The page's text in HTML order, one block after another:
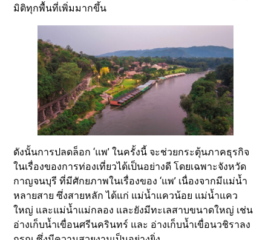
มิติทุกพื้นที่เพิ่มมากขึ้น
ดังนั้นการปลดล็อก ‘แพ’ ในครั้งนี้ จะช่วยกระตุ้นภาคธุรกิจ
ในเรื่องของการท่องเที่ยวได้เป็นอย่างดี โดยเฉพาะจังหวัด
กาญจนบุรี ที่มีศักยภาพในเรื่องของ ‘แพ’ เนื่องจากมีแม่น้ำ
หลายสาย ซึ่งสายหลัก ได้แก่ แม่น้ำแควน้อย แม่น้ำแคว
ใหญ่ และแม่น้ำแม่กลอง และยังมีทะเลสาบขนาดใหญ่ เช่น
อ่างเก็บน้ำเขื่อนศรีนครินทร์ และ อ่างเก็บน้ำเขื่อนวชิราลง